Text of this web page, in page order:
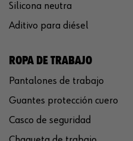
Silicona neutra
Aditivo para diésel
ROPA DE TRABAJO
Pantalones de trabajo
Guantes protección cuero
Casco de seguridad